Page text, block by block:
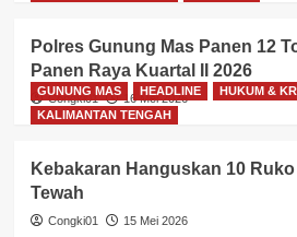
Polres Gunung Mas Panen 12
Panen Raya Kuartal II 2026
Congki01 16 Mei 2026
GUNUNG MAS HEADLINE
HUKUM &
KALIMANTAN TENGAH
Kebakaran Hanguskan 10
Tewah
Congki01 15 Mei 2026